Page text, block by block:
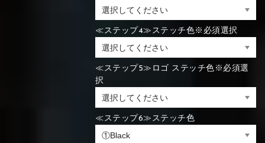
⑭Caramel ⑮Wine red
⑪Black
⑭Caramel ⑮Wine red
⑪Blue ⑫Aqua blue
⑭Pink ⑮Rose pink
⑪Blue ⑫Aqua blue
⑭Pink
≪ステップ4≫ステッチ色※必須選択
≪ステップ5≫ロゴ ステッチ色※必須選
択
≪ステップ6≫ステッチ色